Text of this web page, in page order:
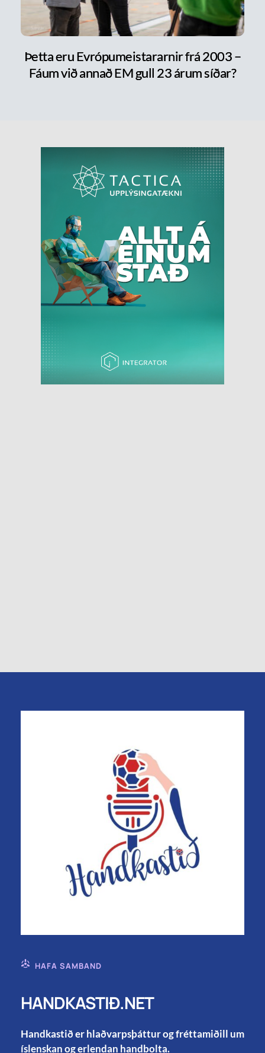
Þetta eru Evrópumeistararnir frá 2003 –
Fáum við annað EM gull 23 árum síðar?
HAFA SAMBAND
HANDKASTIÐ.NET
Handkastið er hlaðvarpsþáttur og fréttamiðill um
íslenskan og erlendan handbolta.